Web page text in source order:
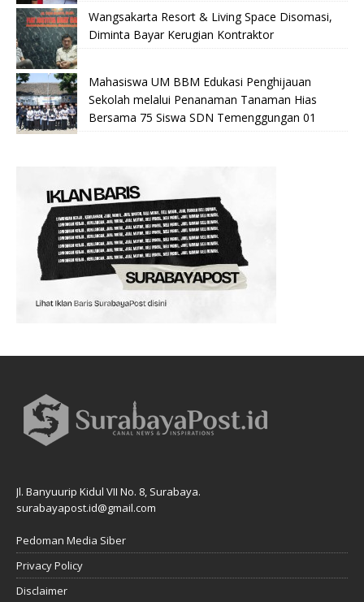
Wangsakarta Resort & Living Space Disomasi,
Diminta Bayar Kerugian Kontraktor
Mahasiswa UM BBM Edukasi Penghijauan
Sekolah melalui Penanaman Tanaman Hias
Bersama 75 Siswa SDN Temenggungan 01
Jl. Banyuurip Kidul VII No. 8, Surabaya.
surabayapost.id@gmail.com
Pedoman Media Siber
Privacy Policy
Disclaimer